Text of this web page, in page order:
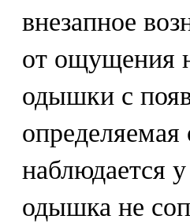
внезапное
от ощущения
одышки с
наблюдается
одышка не